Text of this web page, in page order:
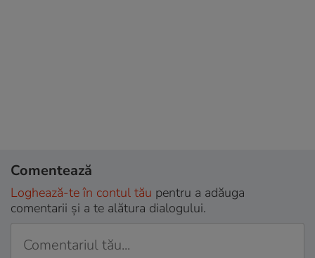
Comentează
Loghează-te în contul tău pentru a adăuga
comentarii și a te alătura dialogului.